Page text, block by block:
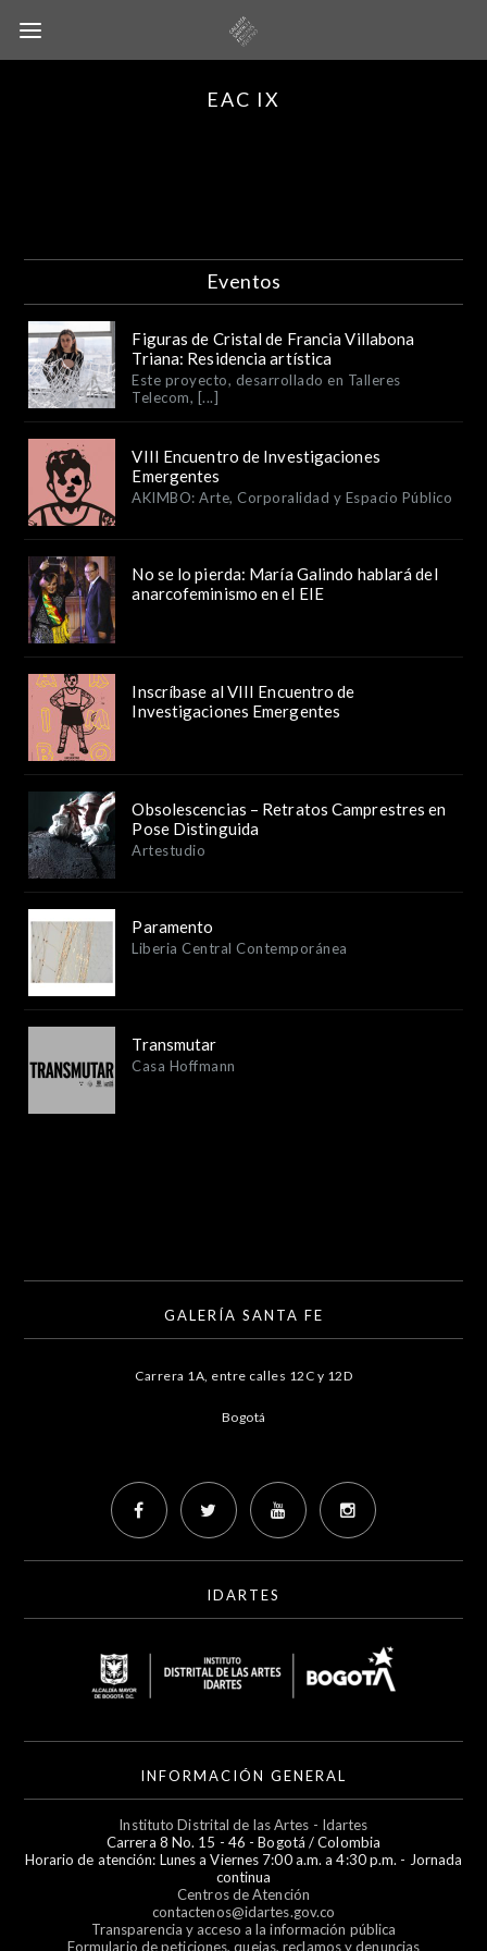
EAC IX
Eventos
Figuras de Cristal de Francia Villabona
Triana: Residencia artística
Este proyecto, desarrollado en Talleres
Telecom, [...]
VIII Encuentro de Investigaciones
Emergentes
AKIMBO: Arte, Corporalidad y Espacio Público
No se lo pierda: María Galindo hablará del
anarcofeminismo en el EIE
Inscríbase al VIII Encuentro de
Investigaciones Emergentes
Obsolescencias – Retratos Camprestres en
Pose Distinguida
Artestudio
Paramento
Liberia Central Contemporánea
Transmutar
Casa Hoffmann
GALERÍA SANTA FE
Carrera 1A, entre calles 12C y 12D
Bogotá
IDARTES
INFORMACIÓN GENERAL
Instituto Distrital de las Artes - Idartes
Carrera 8 No. 15 - 46 - Bogotá / Colombia
Horario de atención: Lunes a Viernes 7:00 a.m. a 4:30 p.m. - Jornada
continua
Centros de Atención
contactenos@idartes.gov.co
Transparencia y acceso a la información pública
Formulario de peticiones, quejas, reclamos y denuncias